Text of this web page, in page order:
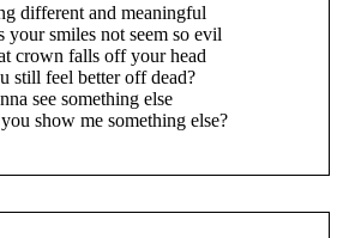
different and meaningful
your smiles not seem so evil
crown falls off your head
still feel better off dead?
see something else
show me something else?